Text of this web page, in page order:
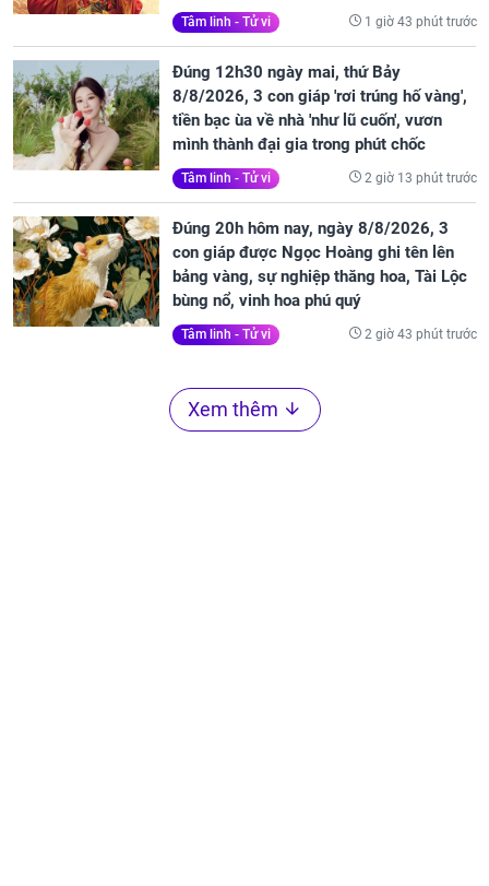
Tâm linh - Tử vi 1 giờ 43 phút trước
Đúng 12h30 ngày mai, thứ Bảy
8/8/2026, 3 con giáp 'rơi trúng hố vàng',
tiền bạc ùa về nhà 'như lũ cuốn', vươn
mình thành đại gia trong phút chốc
Tâm linh - Tử vi 2 giờ 13 phút trước
Đúng 20h hôm nay, ngày 8/8/2026, 3
con giáp được Ngọc Hoàng ghi tên lên
bảng vàng, sự nghiệp thăng hoa, Tài Lộc
bùng nổ, vinh hoa phú quý
Tâm linh - Tử vi 2 giờ 43 phút trước
Xem thêm